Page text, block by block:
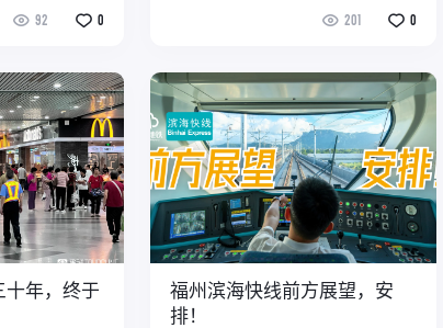
92 0 201 0
十年，终于
福州滨海快线前方展望，安
排！